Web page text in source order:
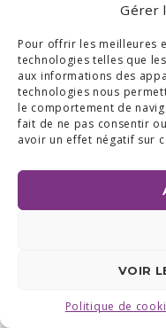
Gérer
Pour offrir les meilleures
technologies telles que
aux informations des
technologies nous
le comportement de
fait de ne pas consentir
avoir un effet négatif sur
VOIR
Politique de
SHOW ROOM ET
AVENUE DU
4430 ANS TEL +32 (0)
MADE